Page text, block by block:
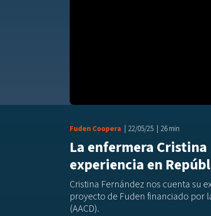
Fuden Coopera 22/05/25 26 min
La enfermera
experiencia en
Cristina Fernández nos cuenta su
proyecto de Fuden financiado por
(AACD).